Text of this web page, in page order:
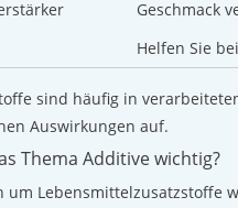
Geschmack
Helfen Sie
sind häufig in
Auswirkungen auf.
Thema Additive wichtig?
um Lebensmittelzusatzstoffe